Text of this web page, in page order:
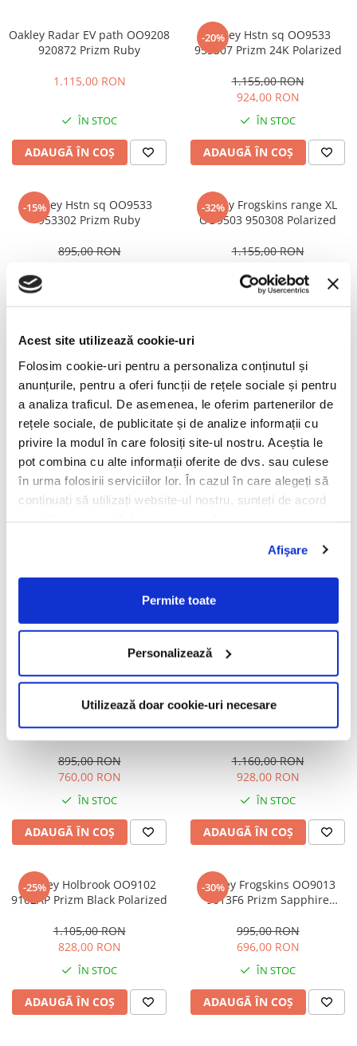
Acest site utilizează cookie-uri
Folosim cookie-uri pentru a personaliza conținutul și
anunțurile, pentru a oferi funcții de rețele sociale și pentru
a analiza traficul. De asemenea, le oferim partenerilor de
rețele sociale, de publicitate și de analize informații cu
privire la modul în care folosiți site-ul nostru. Aceștia le
pot combina cu alte informații oferite de dvs. sau culese
în urma folosirii serviciilor lor. În cazul în care alegeți să
continuați să utilizați website-ul nostru, sunteți de acord
Afişare
Permite toate
Personalizează
Utilizează doar cookie-uri necesare
PERSOL
PETER AND MAY
SAINT LAURENT
SEEOO
STELLA MCCARTNEY
TIFFANY&CO
ZILLI
Oakley Radar EV path OO9208
920872 Prizm Ruby
1.115,00 RON
ÎN STOC
ADAUGĂ ÎN COȘ
-20%
Oakley Hstn sq OO9533
953307 Prizm 24K Polarized
1.155,00 RON
924,00 RON
ÎN STOC
ADAUGĂ ÎN COȘ
-15%
Oakley Hstn sq OO9533
953302 Prizm Ruby
895,00 RON
-32%
Oakley Frogskins range XL
OO9503 950308 Polarized
1.155,00 RON
ÎN STOC
Oakley Frogskins range XL
OO9503 950301 Prizm Ruby
895,00 RON
671,00 RON
ÎN STOC
ADAUGĂ ÎN COȘ
Oakley OO9439 943904
Pitchman R Prizsm Sapphire
1.065,00 RON
ÎN STOC
ADAUGĂ ÎN COȘ
ÎN STOC
Oakley Latch OO9265 926565
Prizm Sapphire Polarized
ÎN STOC
ADAUGĂ ÎN COȘ
Oakley Latch OO9265 926527
Prizm Black
895,00 RON
760,00 RON
ÎN STOC
ADAUGĂ ÎN COȘ
Oakley Hstn OO9242 924203
Prizm tungsten Polarized
1.160,00 RON
928,00 RON
ÎN STOC
ADAUGĂ ÎN COȘ
-25%
Oakley Holbrook OO9102
9102AP Prizm Black Polarized
1.105,00 RON
828,00 RON
ÎN STOC
ADAUGĂ ÎN COȘ
-30%
Oakley Frogskins OO9013
9013F6 Prizm Sapphire
995,00 RON
696,00 RON
ÎN STOC
ADAUGĂ ÎN COȘ